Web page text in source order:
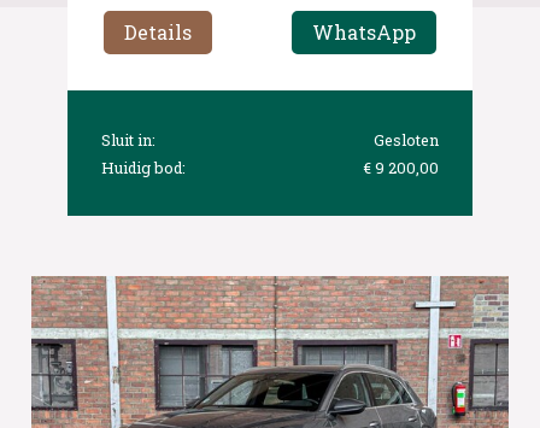
Details WhatsApp
Sluit in:
Gesloten
Huidig bod:
€ 9 200,00